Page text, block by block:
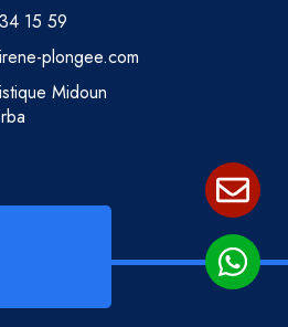
15 59
plongee.com
Midoun